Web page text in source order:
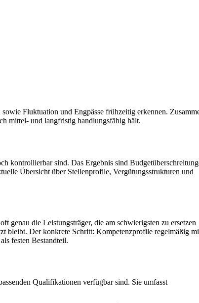
Fluktuation und Engpässe frühzeitig erkennen.
mittel- und langfristig handlungsfähig hält.
kontrollierbar sind. Das Ergebnis sind
Übersicht über Stellenprofile, Vergütungsstrukturen und
genau die Leistungsträger, die am schwierigsten zu ersetzen
bleibt. Der konkrete Schritt: Kompetenzprofile regelmäßig
festen Bestandteil.
Qualifikationen verfügbar sind. Sie umfasst